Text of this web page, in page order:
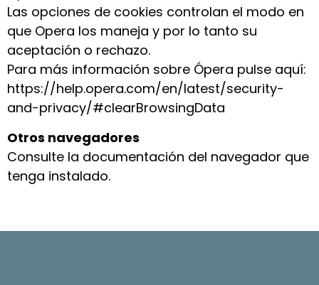
Las opciones de cookies controlan el modo en
que Opera los maneja y por lo tanto su
aceptación o rechazo.
Para más información sobre Ópera pulse aquí:
https://help.opera.com/en/latest/security-
and-privacy/#clearBrowsingData
Otros navegadores
Consulte la documentación del navegador que
tenga instalado.